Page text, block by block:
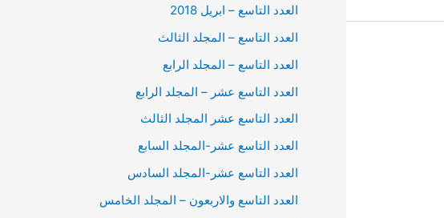
العدد التاسع – ابريل 2018
العدد التاسع – المجلد الثالث
العدد التاسع – المجلد الرابع
العدد التاسع عشر – المجلد الرابع
العدد التاسع عشر المجلد الثالث
العدد التاسع عشر-المجلد السابع
العدد التاسع عشر-المجلد السادس
العدد التاسع والاربعون – المجلد الخامس